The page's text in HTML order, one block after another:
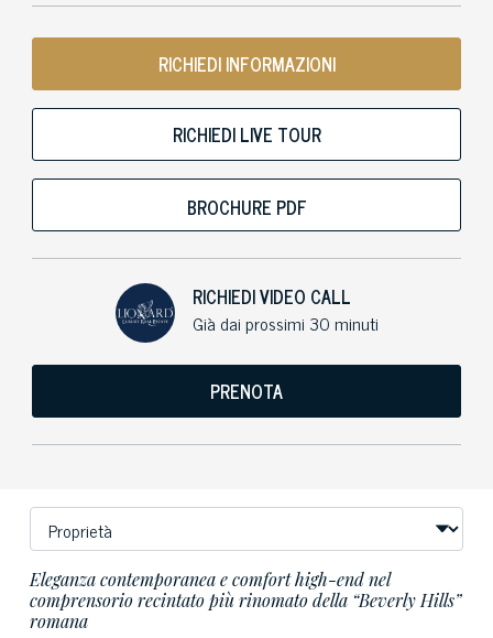
RICHIEDI INFORMAZIONI
RICHIEDI LIVE TOUR
BROCHURE PDF
RICHIEDI VIDEO CALL
Già dai prossimi 30 minuti
PRENOTA
Eleganza contemporanea e comfort high-end nel
comprensorio recintato più rinomato della “Beverly Hills”
romana